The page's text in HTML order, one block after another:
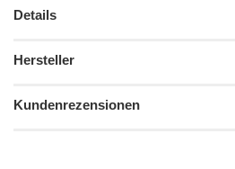
Details
Hersteller
Kundenrezensionen